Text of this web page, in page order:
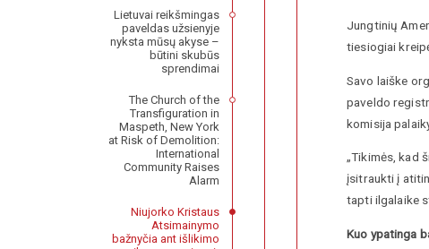
Jungtinių
tiesiogiai
Savo laiške
paveldo
komisija
„Tikimės, kad
įsitraukti į
tapti ilgalaike
Kuo ypatinga
Lietuvai reikšmingas
paveldas užsienyje
nyksta mūsų akyse –
būtini skubūs
sprendimai
The Church of the
Transfiguration in
Maspeth, New York
at Risk of Demolition:
International
Community Raises
Alarm
Niujorko Kristaus
Atsimainymo
bažnyčia ant išlikimo